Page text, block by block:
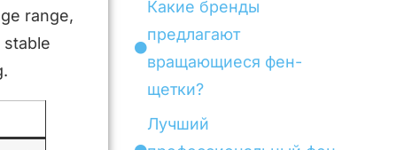
range,
Какие бренды
предлагают
вращающиеся фен-
щетки?
Лучший